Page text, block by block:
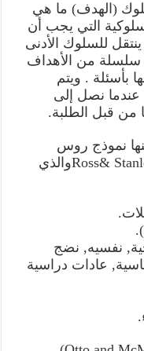
(الهدف) ما هي
التي يجب أن
للسلوك الأدنى
سلسلة من الأهداف
بأسئلة . ويتم
عندما نصل إلى
من قبل الطلبة.
نموذج روس
وستانلي في التشخيص التربوي.Ross& Stanleyوالذي
نفسيه, نضج
عادات دراسية